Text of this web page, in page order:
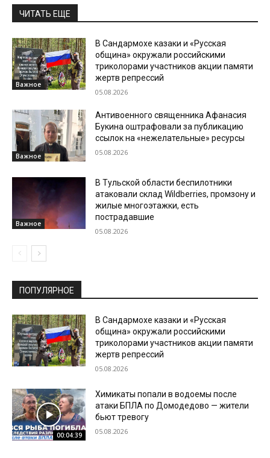
ЧИТАТЬ ЕЩЕ
Важное
В Сандармохе казаки и «Русская
община» окружали российскими
триколорами участников акции памяти
жертв репрессий
05.08.2026
Важное
Антивоенного священника Афанасия
Букина оштрафовали за публикацию
ссылок на «нежелательные» ресурсы
05.08.2026
Важное
В Тульской области беспилотники
атаковали склад Wildberries, промзону и
жилые многоэтажки, есть
пострадавшие
05.08.2026
ПОПУЛЯРНОЕ
В Сандармохе казаки и «Русская
община» окружали российскими
триколорами участников акции памяти
жертв репрессий
05.08.2026
00:04:39
Химикаты попали в водоемы после
атаки БПЛА по Домодедово — жители
бьют тревогу
05.08.2026